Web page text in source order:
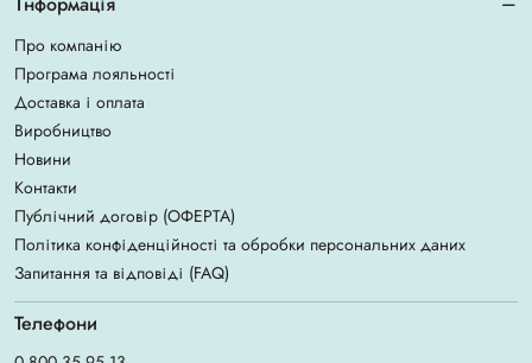
Про компанію
Програма лояльності
Доставка і оплата
Виробництво
Новини
Контакти
Публічний договір (ОФЕРТА)
Політика конфіденційності та обробки персональних даних
Запитання та відповіді (FAQ)
Телефони